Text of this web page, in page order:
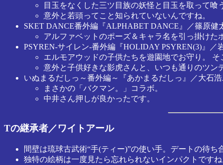
目玉をなくした三ツ目族の妖怪と目玉を取って喰
意外と若頭ってこと知られていないんですね。
SKET DANCE番外編『ALPHABET DANCE』／篠原健
アルファベットのポーズ＆キャラ名を引っ掛けた
PSYREN-サイレン-番外編『HOLIDAY PSYREN(3)』／
エルモアウッドの子供たちを遊園地でお守り。 そ
意外と子供好きな影虎さんと、いつも通りのツン
いぬまるだしっ～番外編～『あかまるだしっ』／大石浩
まさかの「バクマン。」コラボ。
中井さん押しが良かったです。
Tの継承者／ワイトアール
間壁は琉球古武術“手(ティー)”の使い手。デートの待
独特の絵柄は一度見たら忘れられないインパクトですね